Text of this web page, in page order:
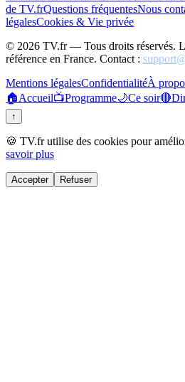
de TV.frQuestions fréquentesNous
légalesCookies & Vie privée
© 2026 TV.fr — Tous droits réservés.
référence en France. Contact :
Mentions légalesConfidentialitéÀ
🏠Accueil📺Programme🌙Ce soir🔴
↑
🍪 TV.fr utilise des cookies pour
savoir plus
Accepter Refuser